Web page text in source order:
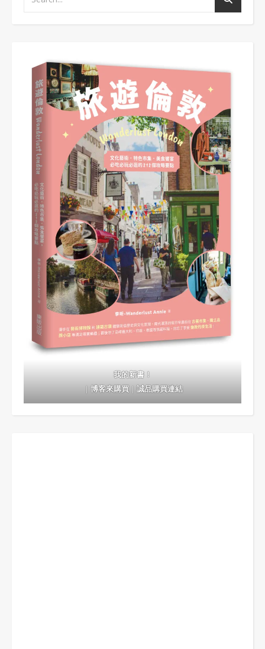
我的新書！
｜博客來購買｜誠品購買連結